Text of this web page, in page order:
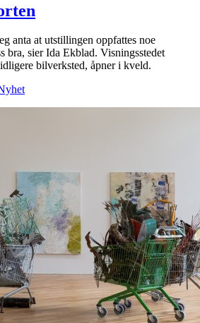
anta at utstillingen oppfattes noe
bra, sier Ida Ekblad. Visningsstedet
bilverksted, åpner i kveld.